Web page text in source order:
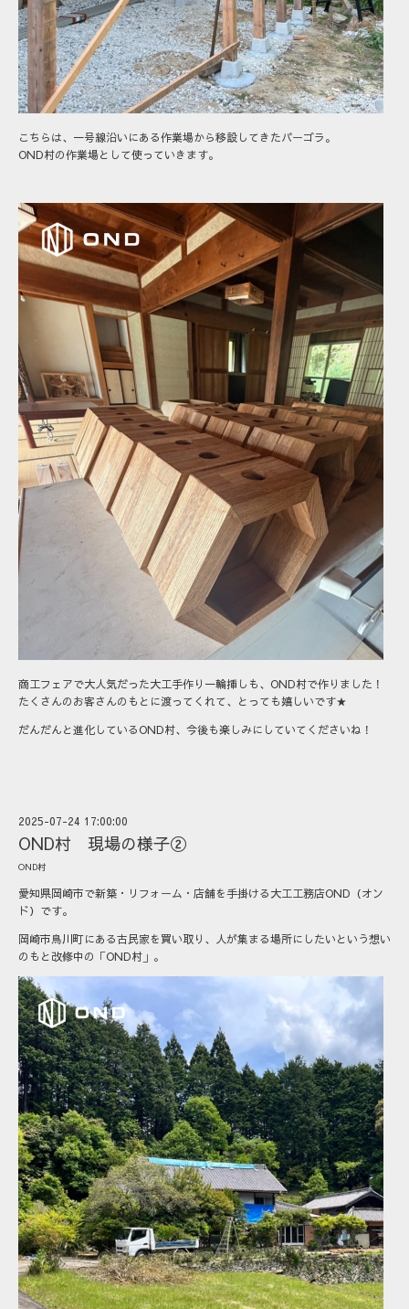
こちらは、一号線沿いにある作業場から移設してきたパーゴラ。
OND村の作業場として使っていきます。
商工フェアで大人気だった大工手作り一輪挿しも、OND村で作りました！
たくさんのお客さんのもとに渡ってくれて、とっても嬉しいです★
だんだんと進化しているOND村、今後も楽しみにしていてくださいね！
2025-07-24 17:00:00
OND村 現場の様子②
OND村
愛知県岡崎市で新築・リフォーム・店舗を手掛ける大工工務店OND（オン
ド）です。
岡崎市鳥川町にある古民家を買い取り、人が集まる場所にしたいという想い
のもと改修中の「OND村」。